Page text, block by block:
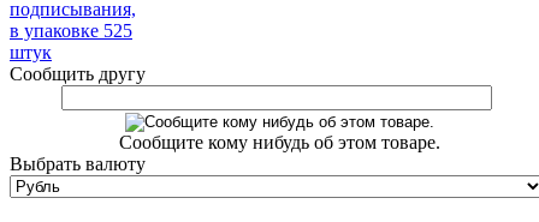
Сообщить другу
Сообщите кому нибудь об этом товаре.
Выбрать валюту